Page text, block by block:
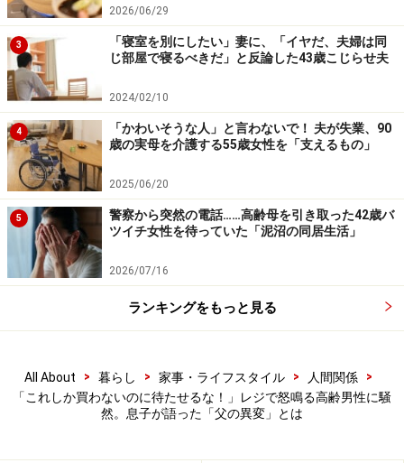
ったし」
男性の妻は役所の世話にはならないと頑張っていたが、
息子は地域包括支援センターと連絡をとって今後の対処
を考えるつもりだという。もしかしたら何か迷惑をかけ
るかもしれないが、気付いたことがあれば連絡してほし
いと、息子は名刺に携帯番号とメールアドレスを書いて
いった。
いざというときのための準備が必要
「こういうこともあるんだなと思いました。うちも両親
は二人暮らしだし、私もそうそう頻繁に会いに行けるわ
けではないので、実際はどういう暮らしをしているか分
70歳になった両親は元気そのもので、家の中もいつもの
2026/06/29
3
「寝室を別にしたい」妻に、「イヤだ、夫婦は同
じ部屋で寝るべきだ」と反論した43歳こじらせ夫
2024/02/10
4
「かわいそうな人」と言わないで！ 夫が失業、90
歳の実母を介護する55歳女性を「支えるもの」
2025/06/20
5
警察から突然の電話……高齢母を引き取った42歳バ
ツイチ女性を待っていた「泥沼の同居生活」
2026/07/16
ランキングをもっと見る
All About > 暮らし > 家事・ライフスタイル > 人間関係
>
「これしか買わないのに待たせるな！」レジで怒鳴る高齢男性に騒
然。息子が語った「父の異変」とは